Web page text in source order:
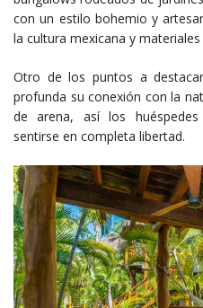
con un estilo bohemio y
la cultura mexicana y materiales
Otro de los puntos a
profunda su conexión con la
de arena, así los
sentirse en completa libertad.